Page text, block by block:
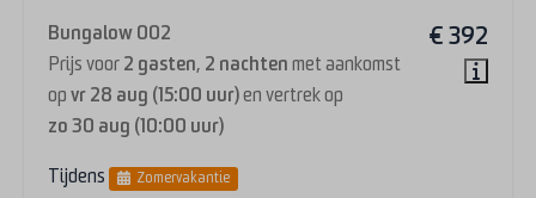
€ 392
Bungalow 002
Prijs voor 2 gasten, 2 nachten met aankomst
op vr 28 aug (15:00 uur)en vertrek op
zo 30 aug (10:00 uur)
Tijdens Zomervakantie